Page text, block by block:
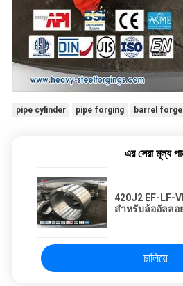
pipe cylinder pipe forging barrel forge
এর সেরা মূল্য
420J2 EF-LF-
สำหรับล้ออัลลอ
চালিয়ে